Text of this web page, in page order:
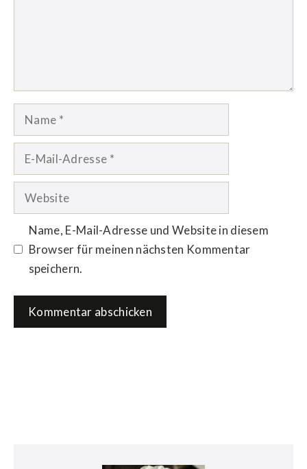
Name
Website
Name, E-Mail-Adresse und Website in diesem
Browser für meinen nächsten Kommentar
speichern.